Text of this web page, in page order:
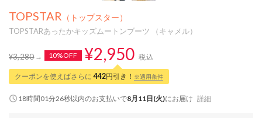
TOPSTAR （トップスター）
TOPSTARあったかキッズムートンブーツ （キャメル）
¥3,280 10%OFF ¥2,950 税込
クーポンを使えばさらに 442円引き！ ※適用条件
18時間01分25秒以内のお支払いで8月11日(火)にお届け 詳細